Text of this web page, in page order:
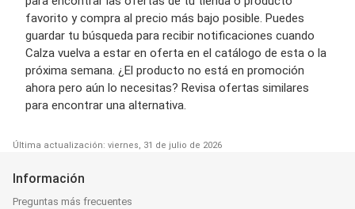
favorito y compra al precio más bajo posible. Puedes
guardar tu búsqueda para recibir notificaciones cuando
Calza vuelva a estar en oferta en el catálogo de esta o la
próxima semana. ¿El producto no está en promoción
ahora pero aún lo necesitas? Revisa ofertas similares
para encontrar una alternativa.
Última actualización: viernes, 31 de julio de 2026
Información
Preguntas más frecuentes